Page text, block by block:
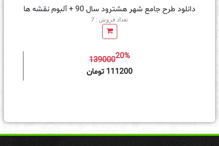
دانلود طرح جامع شهر هشترود سال 90 + آلبوم نقشه ها
تعداد فروش : 7
13900020%
111200 تومان